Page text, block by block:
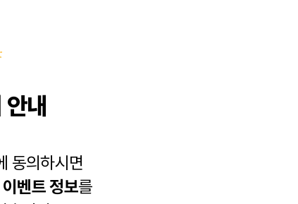
내
동의하시면
이벤트 정보를